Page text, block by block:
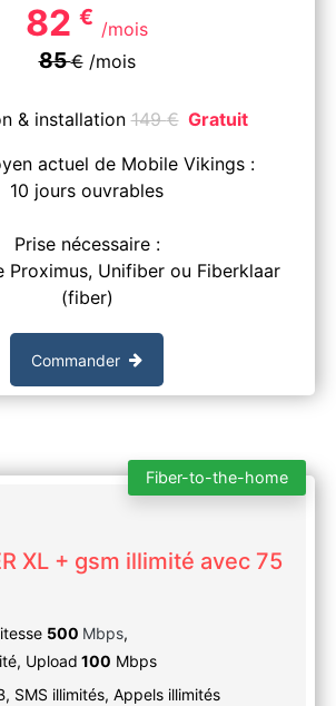
82 € /mois
85€/mois
& installation149€ Gratuit
actuel de Mobile Vikings :
10 jours ouvrables
Prise nécessaire :
Proximus, Unifiber ou Fiberklaar
(fiber)
Commander
Fiber-to-the-home
XL + gsm illimité avec 75
500 Mbps,
Upload 100 Mbps
SMS illimités, Appels illimités